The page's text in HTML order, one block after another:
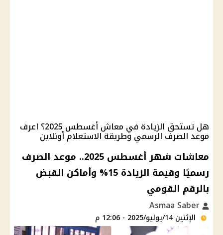
هل تستحق الزيادة في معاش أغسطس 2025؟ اعرف
موعد الصرف الرسمي وطريقة الاستعلام أونلاين
معاشات شهر أغسطس 2025.. موعد الصرف
رسميًا وقيمة الزيادة 15% وأماكن القبض
بالرقم القومي
الإثنين 14/يوليو/2025 - 12:06 م